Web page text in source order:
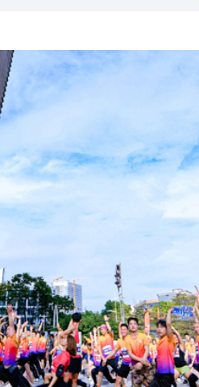
銀髮男團「大四喜」：十年
賬戶
品 便利灣區居民